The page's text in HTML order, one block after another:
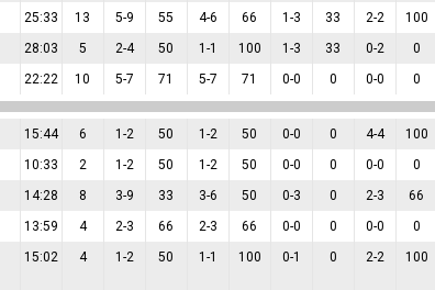
25:33 13 5-9 55 4-6 66 1 -3 33 2-2 100
28:03 5 2-4 50 1 -1 100 1 -3 33 0-2 0
22:22 10 5-7 71 5-7 71 0-0 0 0-0 0
15:44 6 1 -2 50 1 -2 50 0-0 0 4-4 100
10:33 2 1 -2 50 1 -2 50 0-0 0 0-0 0
14:28 8 3-9 33 3-6 50 0-3 0 2-3 66
13:59 4 2-3 66 2-3 66 0-0 0 0-0 0
15:02 4 1 -2 50 1 -1 100 0-1 0 2-2 100